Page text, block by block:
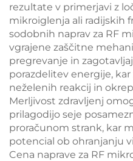
rezultate v primerjavi z
mikroiglenja ali radijskih
sodobnih naprav za RF
vgrajene zaščitne
pregrevanje in
porazdelitev energije,
neželenih reakcij in
Merljivost zdravljenj
prilagodijo seje
proračunom strank, kar
potencial ob ohranjanju
Cena naprave za RF